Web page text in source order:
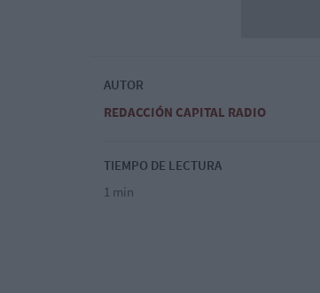
AUTOR
REDACCIÓN CAPITAL RADIO
TIEMPO DE LECTURA
1 min